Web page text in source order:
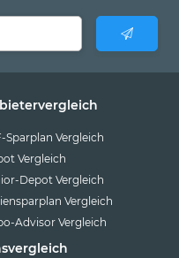
Sparplan Vergleich
Vergleich
Depot Vergleich
Vergleich
Advisor Vergleich